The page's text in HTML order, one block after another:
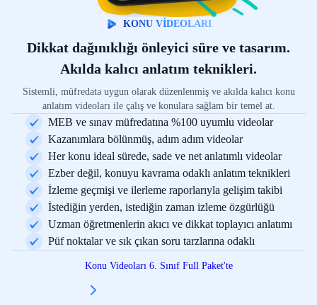
KONU VİDEOLARI
Dikkat dağınıklığı önleyici süre ve tasarım.
Akılda kalıcı anlatım teknikleri.
Sistemli, müfredata uygun olarak düzenlenmiş ve akılda kalıcı konu
anlatım videoları ile çalış ve konulara sağlam bir temel at.
MEB ve sınav müfredatına %100 uyumlu videolar
Kazanımlara bölünmüş, adım adım videolar
Her konu ideal sürede, sade ve net anlatımlı videolar
Ezber değil, konuyu kavrama odaklı anlatım teknikleri
İzleme geçmişi ve ilerleme raporlarıyla gelişim takibi
İstediğin yerden, istediğin zaman izleme özgürlüğü
Uzman öğretmenlerin akıcı ve dikkat toplayıcı anlatımı
Püf noktalar ve sık çıkan soru tarzlarına odaklı
Konu Videoları 6. Sınıf Full Paket'te